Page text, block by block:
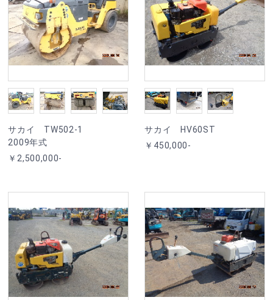
サカイ TW502-1
2009年式
￥2,500,000-
サカイ HV60ST
￥450,000-